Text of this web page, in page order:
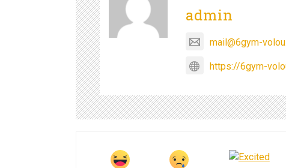
admin
mail@6gym-
https://6gym-